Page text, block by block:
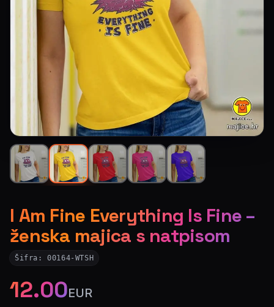
I Am Fine Everything Is Fine –
ženska majica s natpisom
Šifra:00164-WTSH
12.00EUR